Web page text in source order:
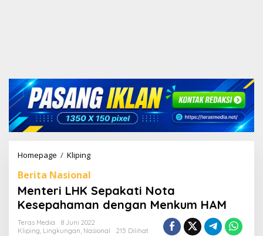
Homepage / Kliping
t
e
r
i
L
Berita Nasional
Menteri LHK Sepakati Nota
Kesepahaman dengan Menkum HAM
Teras Media
8 Juni 2022
Kliping, Lingkungan, Nasional 215 Dilihat